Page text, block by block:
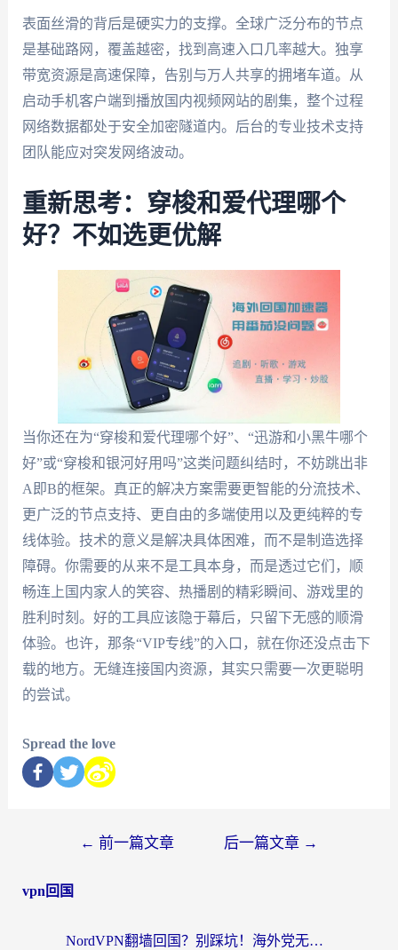
表面丝滑的背后是硬实力的支撑。全球广泛分布的节点
是基础路网，覆盖越密，找到高速入口几率越大。独享
带宽资源是高速保障，告别与万人共享的拥堵车道。从
启动手机客户端到播放国内视频网站的剧集，整个过程
网络数据都处于安全加密隧道内。后台的专业技术支持
团队能应对突发网络波动。
重新思考：穿梭和爱代理哪个
好？不如选更优解
当你还在为“穿梭和爱代理哪个好”、“迅游和小黑牛哪个
好”或“穿梭和银河好用吗”这类问题纠结时，不妨跳出非
A即B的框架。真正的解决方案需要更智能的分流技术、
更广泛的节点支持、更自由的多端使用以及更纯粹的专
线体验。技术的意义是解决具体困难，而不是制造选择
障碍。你需要的从来不是工具本身，而是透过它们，顺
畅连上国内家人的笑容、热播剧的精彩瞬间、游戏里的
胜利时刻。好的工具应该隐于幕后，只留下无感的顺滑
体验。也许，那条“VIP专线”的入口，就在你还没点击下
载的地方。无缝连接国内资源，其实只需要一次更聪明
的尝试。
Spread the love
← 前一篇文章 后一篇文章 →
vpn回国
NordVPN翻墙回国？别踩坑！海外党无缝访问国内资源的真实指南